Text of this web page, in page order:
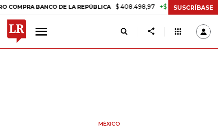
BANCO DE LA REPÚBLICA $ 408.498,97 +$ 8.753,81 +2,19%
SUSCRÍBASE
MÉXICO